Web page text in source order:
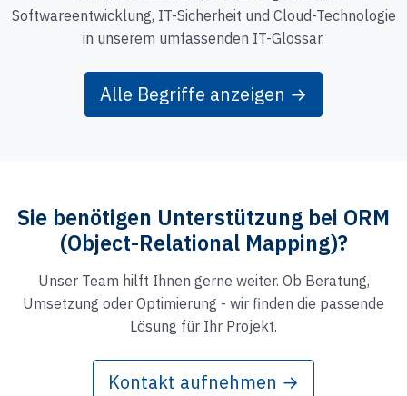
Softwareentwicklung, IT-Sicherheit und Cloud-Technologie
in unserem umfassenden IT-Glossar.
Alle Begriffe anzeigen →
Sie benötigen Unterstützung bei ORM
(Object-Relational Mapping)?
Unser Team hilft Ihnen gerne weiter. Ob Beratung,
Umsetzung oder Optimierung - wir finden die passende
Lösung für Ihr Projekt.
Kontakt aufnehmen →